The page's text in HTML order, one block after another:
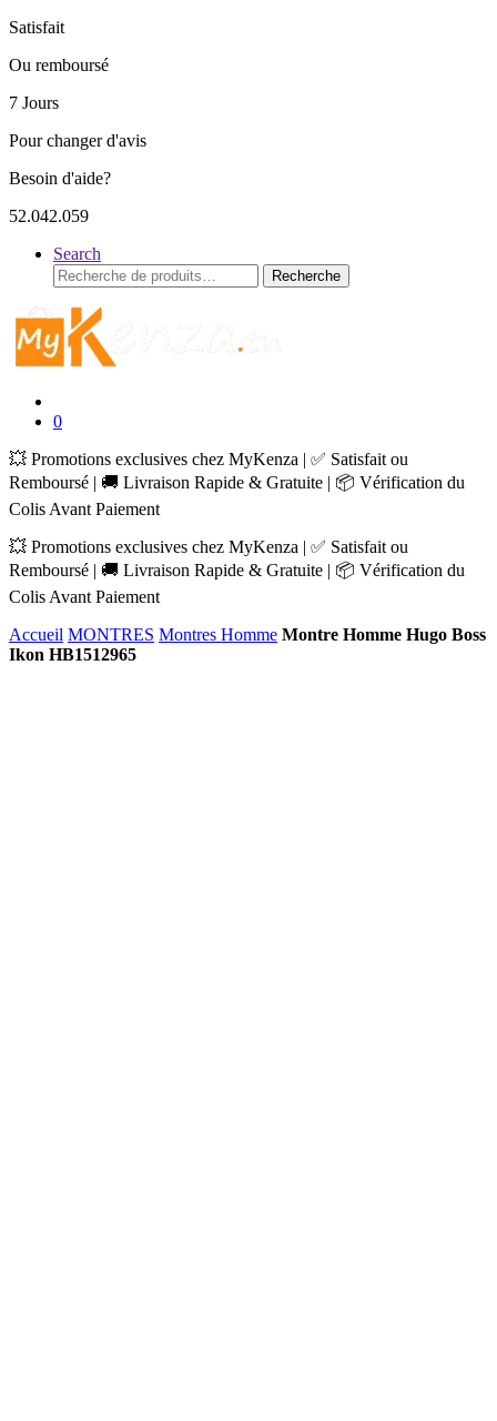
Satisfait
Ou remboursé
7 Jours
Pour changer d'avis
Besoin d'aide?
52.042.059
Search
Recherche
pour :
Recherche
0
💥 Promotions exclusives chez MyKenza | ✅ Satisfait ou
Remboursé | 🚚 Livraison Rapide & Gratuite | 📦 Vérification du
Colis Avant Paiement
💥 Promotions exclusives chez MyKenza | ✅ Satisfait ou
Remboursé | 🚚 Livraison Rapide & Gratuite | 📦 Vérification du
Colis Avant Paiement
Accueil MONTRES Montres Homme Montre Homme Hugo Boss
Ikon HB1512965